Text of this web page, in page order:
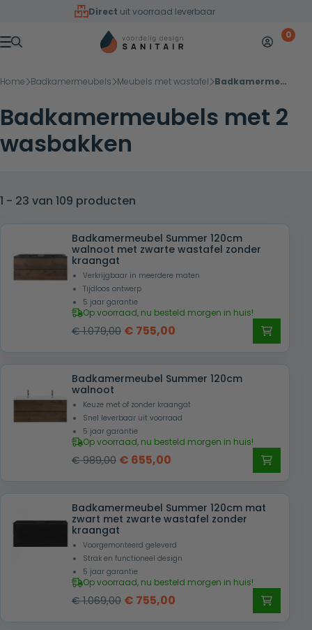
Overslaan naar inhoud
Direct uit voorraad leverbaar
Menu
Mijn 0
Home Badkamermeubels Meubels met wastafel Badkamermeubels met 2 wasbakken
Badkamermeubels met 2
wasbakken
1 - 23 van 109 producten
Badkamermeubel Summer 120cm
walnoot met zwarte wastafel zonder
kraangat
Verkrijgbaar in meerdere maten
Tijdloos ontwerp
5 jaar garantie
Op voorraad, nu besteld morgen in huis!
€1.079,00 Oorspronkelijke
was:
€ 1.079,00.
€ 755,00
is:
€ 755,00.
Badkamermeubel Summer 120cm
walnoot
Keuze met of zonder kraangat
Snel leverbaar uit voorraad
5 jaar garantie
Op voorraad, nu besteld morgen in huis!
€989,00 Oorspronkelijke
was:
€ 989,00.
€ 655,00
is:
€ 655,00.
Badkamermeubel Summer 120cm mat
zwart met zwarte wastafel zonder
kraangat
Voorgemonteerd geleverd
Strak en functioneel design
5 jaar garantie
Op voorraad, nu besteld morgen in huis!
€1.069,00 Oorspronkelijke
€ 755,00